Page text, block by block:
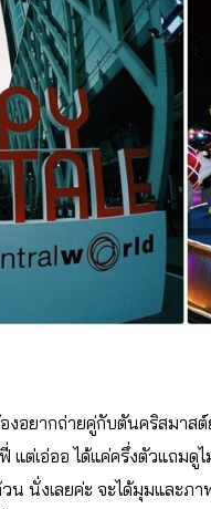
อยากถ่ายคู่กับตันคริสมาส
ต่เอ่ออ ได้แค่ครึ่งตัวแถมดู
น นั่งเลยค่ะ จะได้มุมและภ